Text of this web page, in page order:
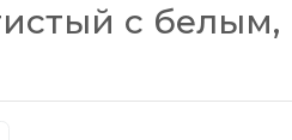
с белым,